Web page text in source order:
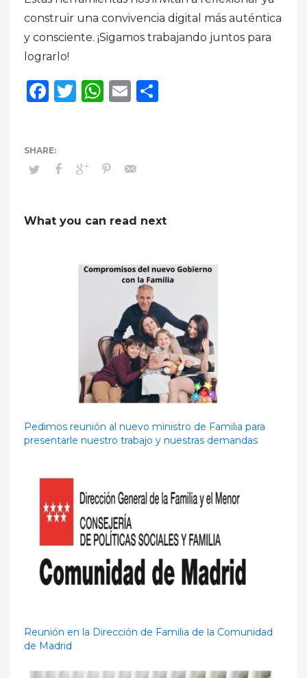
construir una convivencia digital más auténtica
y consciente. ¡Sigamos trabajando juntos para
lograrlo!
Facebook
Twitter
WhatsApp
Email
What you can read next
Pedimos reunión al nuevo ministro de Familia para
presentarle nuestro trabajo y nuestras demandas
Reunión en la Dirección de Familia de la Comunidad
de Madrid